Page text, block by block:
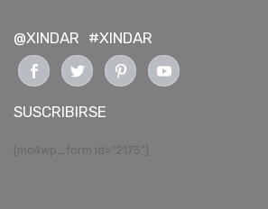
@XINDAR #XINDAR
SUSCRIBIRSE
[mc4wp_form id="2175"]